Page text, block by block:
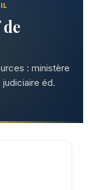
: ministère
éd.